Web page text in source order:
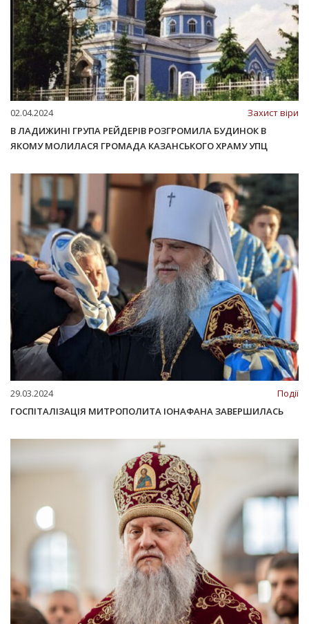
02.04.2024
Захист віри
В ЛАДИЖИНІ ГРУПА РЕЙДЕРІВ РОЗГРОМИЛА БУДИНОК В
ЯКОМУ МОЛИЛАСЯ ГРОМАДА КАЗАНСЬКОГО ХРАМУ УПЦ
29.03.2024
Події
ГОСПІТАЛІЗАЦІЯ МИТРОПОЛИТА ІОНАФАНА ЗАВЕРШИЛАСЬ